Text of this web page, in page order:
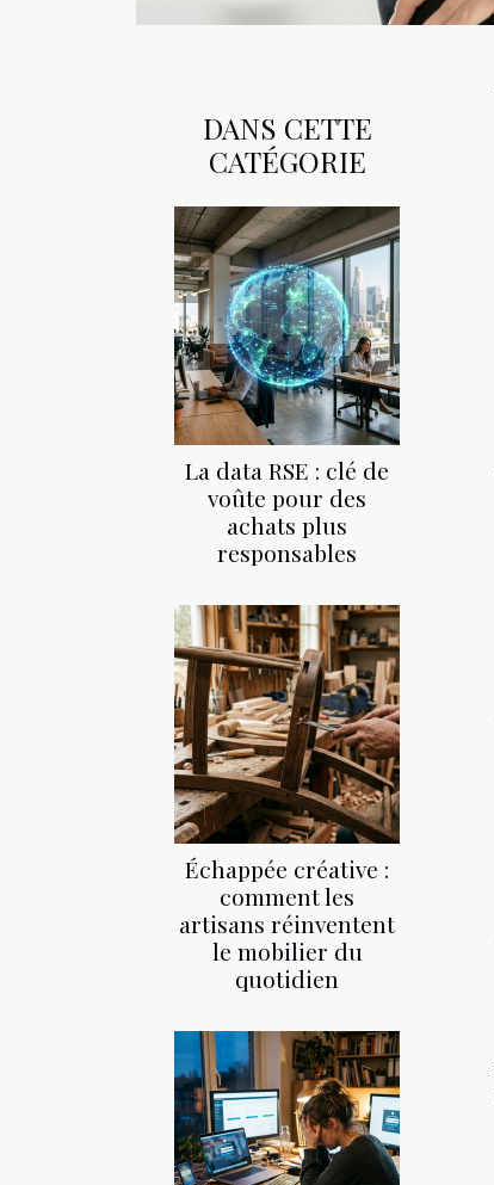
DANS CETTE
CATÉGORIE
La data RSE : clé de
voûte pour des
achats plus
responsables
Échappée créative :
comment les
artisans réinventent
le mobilier du
quotidien